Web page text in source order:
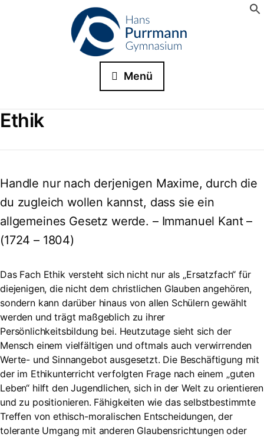
Menü
Ethik
Handle nur nach derjenigen Maxime, durch die
du zugleich wollen kannst, dass sie ein
allgemeines Gesetz werde. – Immanuel Kant –
(1724 – 1804)
Das Fach Ethik versteht sich nicht nur als „Ersatzfach“ für
diejenigen, die nicht dem christlichen Glauben angehören,
sondern kann darüber hinaus von allen Schülern gewählt
werden und trägt maßgeblich zu ihrer
Persönlichkeitsbildung bei. Heutzutage sieht sich der
Mensch einem vielfältigen und oftmals auch verwirrenden
Werte- und Sinnangebot ausgesetzt. Die Beschäftigung mit
der im Ethikunterricht verfolgten Frage nach einem „guten
Leben“ hilft den Jugendlichen, sich in der Welt zu orientieren
und zu positionieren. Fähigkeiten wie das selbstbestimmte
Treffen von ethisch-moralischen Entscheidungen, der
tolerante Umgang mit anderen Glaubensrichtungen oder